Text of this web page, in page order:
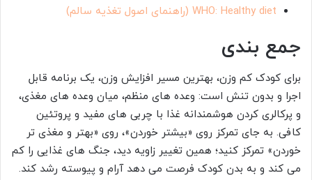
WHO: Healthy diet (راهنمای اصول تغذیه سالم)
جمع بندی
برای کودک کم وزن، بهترین مسیر افزایش وزن، یک برنامه قابل
اجرا و بدون تنش است: وعده های منظم، میان وعده های مغذی،
و پرکالری کردن هوشمندانه غذا با چربی های مفید و پروتئین
کافی. به جای تمرکز روی «بیشتر خوردن»، روی «بهتر و مغذی تر
خوردن» تمرکز کنید؛ همین تغییر زاویه دید، جنگ های غذایی را کم
می کند و به بدن کودک فرصت می دهد آرام و پیوسته رشد کند.